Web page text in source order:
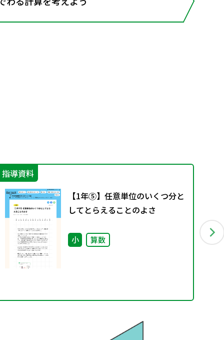
指導資料
【1年⑤】任意単位のいくつ分と
してとらえることのよさ
小 算数